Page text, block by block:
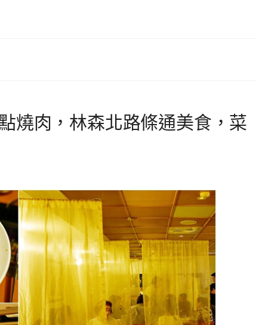
燒肉，林森北路條通美食，菜